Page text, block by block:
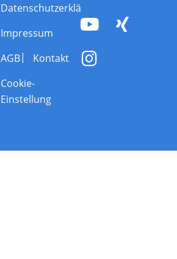
Datenschutzerklärung
Impressum
AGB
Kontakt
Cookie-
Einstellung